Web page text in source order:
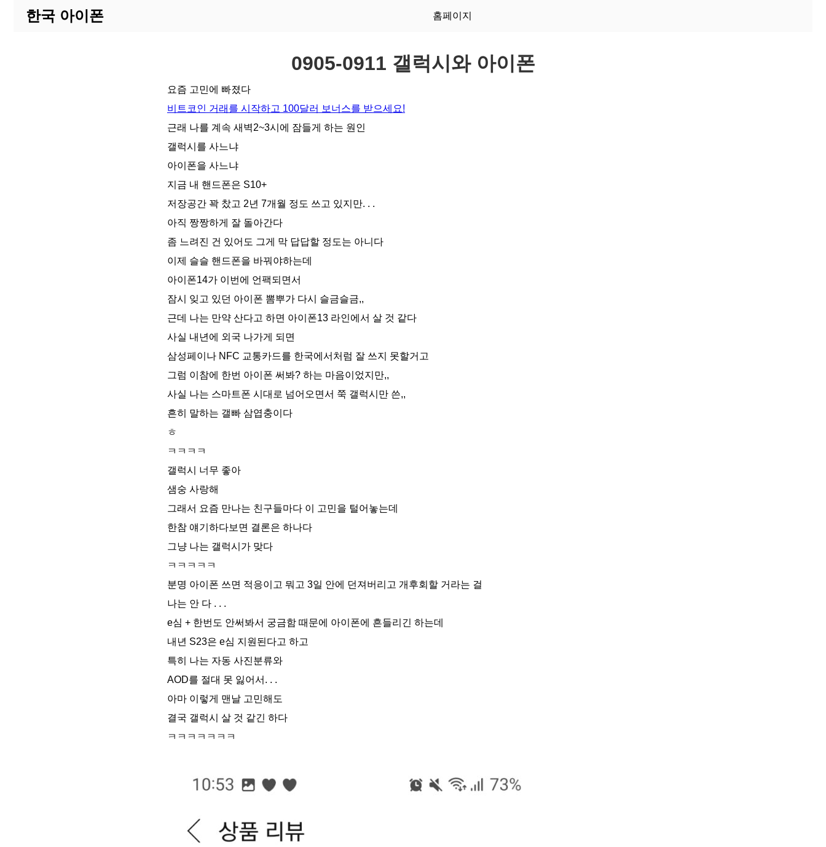
한국 아이폰 홈페이지
0905-0911 갤럭시와 아이폰
요즘 고민에 빠졌다
비트코인 거래를 시작하고 100달러 보너스를 받으세요!
근래 나를 계속 새벽2~3시에 잠들게 하는 원인
갤럭시를 사느냐
아이폰을 사느냐
지금 내 핸드폰은 S10+
저장공간 꽉 찼고 2년 7개월 정도 쓰고 있지만. . .
아직 짱짱하게 잘 돌아간다
좀 느려진 건 있어도 그게 막 답답할 정도는 아니다
이제 슬슬 핸드폰을 바꿔야하는데
아이폰14가 이번에 언팩되면서
잠시 잊고 있던 아이폰 뽐뿌가 다시 슬금슬금,,
근데 나는 만약 산다고 하면 아이폰13 라인에서 살 것 같다
사실 내년에 외국 나가게 되면
삼성페이나 NFC 교통카드를 한국에서처럼 잘 쓰지 못할거고
그럼 이참에 한번 아이폰 써봐? 하는 마음이었지만,,
사실 나는 스마트폰 시대로 넘어오면서 쭉 갤럭시만 쓴,,
흔히 말하는 갤빠 삼엽충이다
ㅎ
ㅋㅋㅋㅋ
갤럭시 너무 좋아
샘숭 사랑해
그래서 요즘 만나는 친구들마다 이 고민을 털어놓는데
한참 얘기하다보면 결론은 하나다
그냥 나는 갤럭시가 맞다
ㅋㅋㅋㅋㅋ
분명 아이폰 쓰면 적응이고 뭐고 3일 안에 던져버리고 개후회할 거라는 걸
나는 안 다 . . .
e심 + 한번도 안써봐서 궁금함 때문에 아이폰에 흔들리긴 하는데
내년 S23은 e심 지원된다고 하고
특히 나는 자동 사진분류와
AOD를 절대 못 잃어서. . .
아마 이렇게 맨날 고민해도
결국 갤럭시 살 것 같긴 하다
ㅋㅋㅋㅋㅋㅋㅋ